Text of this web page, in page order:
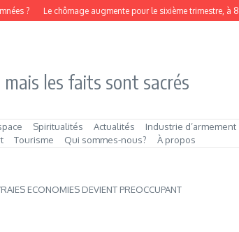
? Le chômage augmente pour le sixième trimestre, à 8,3 %
les faits sont sacrés
Spiritualités Actualités Industrie d’armement
Tourisme Qui sommes‑nous? À propos
ECONOMIES DEVIENT PREOCCUPANT